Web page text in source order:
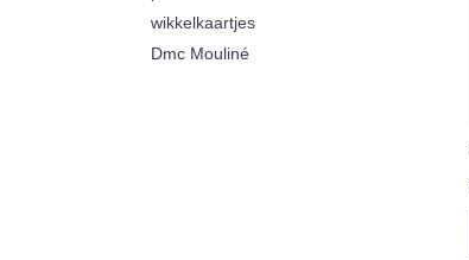
wikkelkaartjes
Dmc Mouliné